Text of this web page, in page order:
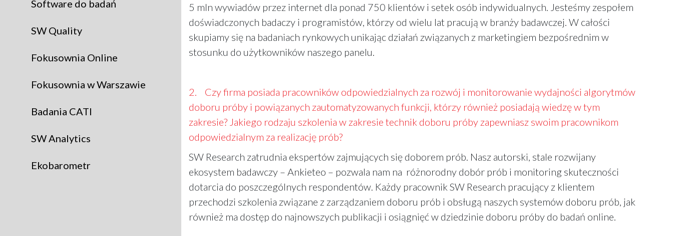
Software do badań
SW Quality
Fokusownia Online
Fokusownia w Warszawie
Badania CATI
SW Analytics
Ekobarometr
5 mln wywiadów przez internet dla ponad 750 klientów i setek osób indywidualnych. Jesteśmy zespołem
doświadczonych badaczy i programistów, którzy od wielu lat pracują w branży badawczej. W całości
skupiamy się na badaniach rynkowych unikając działań związanych z marketingiem bezpośrednim w
stosunku do użytkowników naszego panelu.
2. Czy firma posiada pracowników odpowiedzialnych za rozwój i monitorowanie wydajności algorytmów
doboru próby i powiązanych zautomatyzowanych funkcji, którzy również posiadają wiedzę w tym
zakresie? Jakiego rodzaju szkolenia w zakresie technik doboru próby zapewniasz swoim pracownikom
odpowiedzialnym za realizację prób?
SW Research zatrudnia ekspertów zajmujących się doborem prób. Nasz autorski, stale rozwijany
ekosystem badawczy – Ankieteo – pozwala nam na różnorodny dobór prób i monitoring skuteczności
dotarcia do poszczególnych respondentów. Każdy pracownik SW Research pracujący z klientem
przechodzi szkolenia związane z zarządzaniem doboru prób i obsługą naszych systemów doboru prób, jak
również ma dostęp do najnowszych publikacji i osiągnięć w dziedzinie doboru próby do badań online.